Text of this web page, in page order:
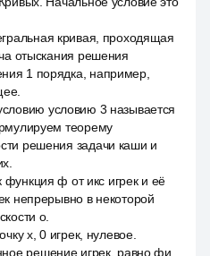
кривая, проходящая
отыскания решения
1 порядка, например,
условию 3 называется
теорему
решения задачи каши и
функция ф от икс игрек и её
непрерывно в некоторой
о.
x, 0 игрек, нулевое.
решение игрек, равно фи